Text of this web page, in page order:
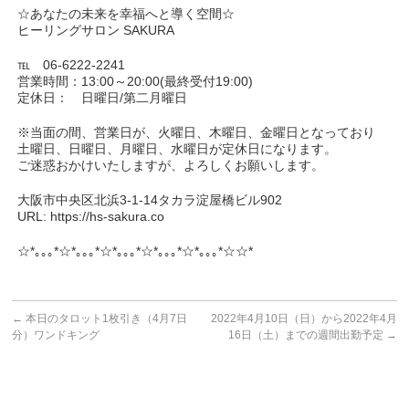
☆あなたの未来を幸福へと導く空間☆
ヒーリングサロン SAKURA
℡ 06-6222-2241
営業時間：13:00～20:00(最終受付19:00)
定休日： 日曜日/第二月曜日
※当面の間、営業日が、火曜日、木曜日、金曜日となっており
土曜日、日曜日、月曜日、水曜日が定休日になります。
ご迷惑おかけいたしますが、よろしくお願いします。
大阪市中央区北浜3-1-14タカラ淀屋橋ビル902
URL: https://hs-sakura.co
☆*｡｡｡*☆*｡｡｡*☆*｡｡｡*☆*｡｡｡*☆*｡｡｡*☆☆*
← 本日のタロット1枚引き（4月7日
分）ワンドキング
2022年4月10日（日）から2022年4月
16日（土）までの週間出勤予定 →